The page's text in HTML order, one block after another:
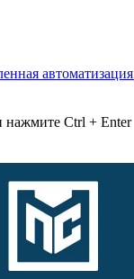
автоматизация
Ctrl + Enter